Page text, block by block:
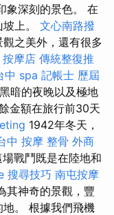
象深刻的景色。 在
上。 文心南路撥
觀之美外，還有很多
按摩店 傳統整復推
中 spa 記帳士 歷屆
暗的夜晚以及極地
金額在旅行前30天
1942年冬天，
中 按摩 整骨 外商
場戰鬥既是在陸地和
搜尋技巧 南屯按摩
其神奇的景觀，豐
。 根據我們飛機